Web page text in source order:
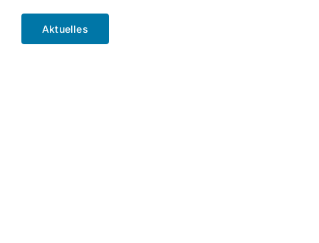
Aktuelles